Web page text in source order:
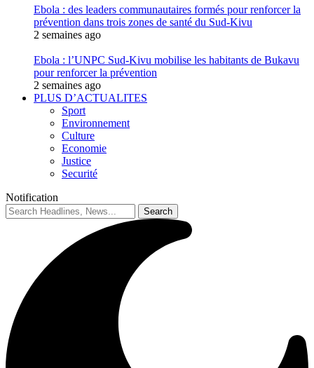
Ebola : des leaders communautaires formés pour renforcer la
prévention dans trois zones de santé du Sud-Kivu
2 semaines ago
Ebola : l’UNPC Sud-Kivu mobilise les habitants de Bukavu
pour renforcer la prévention
2 semaines ago
PLUS D’ACTUALITES
Sport
Environnement
Culture
Economie
Justice
Securité
Notification